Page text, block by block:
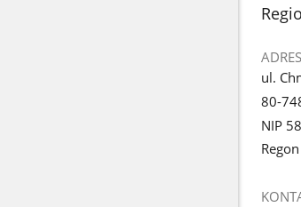
ADRES
ul.
80-
NIP